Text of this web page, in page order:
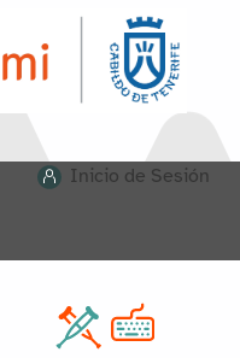
Inicio de Sesión